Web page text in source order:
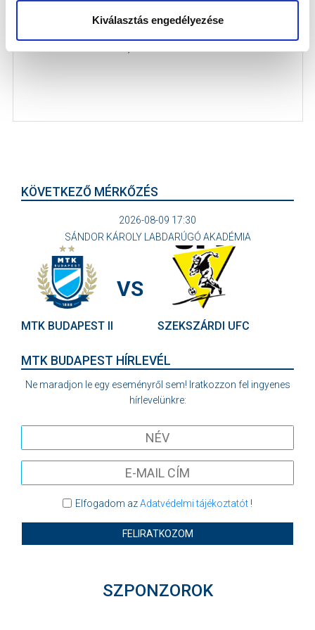
Kiválasztás engedélyezése
Szombaton NB III-as csapatunk is pályára lépett
felkészülési meccsen, Horváth Ád...
KÖVETKEZŐ MÉRKŐZÉS
2026-08-09 17:30
SÁNDOR KÁROLY LABDARÚGÓ AKADÉMIA
MTK BUDAPEST II
VS
SZEKSZÁRDI UFC
MTK BUDAPEST HÍRLEVÉL
Ne maradjon le egy eseményről sem! Iratkozzon fel ingyenes
hírlevelünkre:
Elfogadom azAdatvédelmi tájékoztatót!
FELIRATKOZOM
SZPONZOROK